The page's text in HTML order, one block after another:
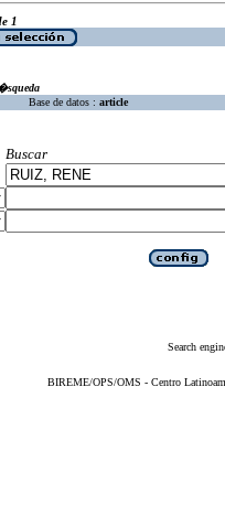
1
Base de datos : article
Buscar
Search
BIREME/OPS/OMS - Centro